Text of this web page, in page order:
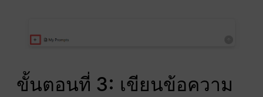
ขั้นตอนที่ 3: เขียนข้อความ